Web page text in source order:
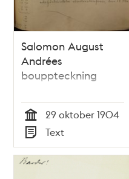
Salomon August
Andrées
bouppteckning
Tid
29 oktober 1904
Typ
Text